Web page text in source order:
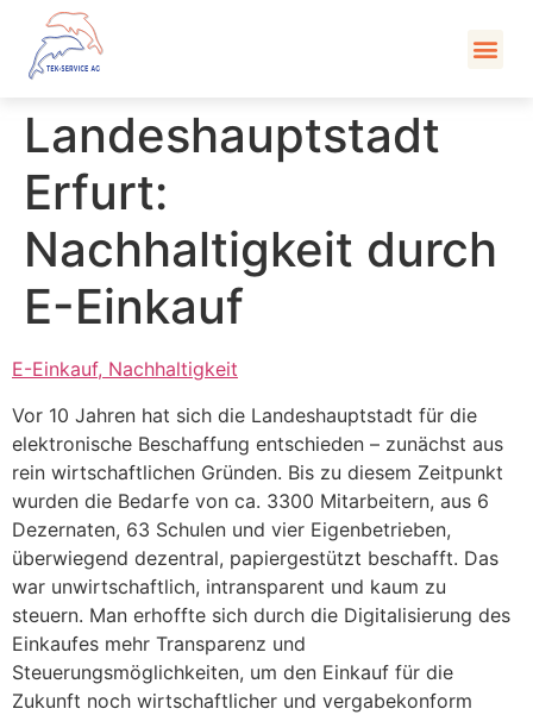
Landeshauptstadt
Erfurt:
Nachhaltigkeit durch
E-Einkauf
E-Einkauf, Nachhaltigkeit
Vor 10 Jahren hat sich die Landeshauptstadt für die
elektronische Beschaffung entschieden – zunächst aus
rein wirtschaftlichen Gründen. Bis zu diesem Zeitpunkt
wurden die Bedarfe von ca. 3300 Mitarbeitern, aus 6
Dezernaten, 63 Schulen und vier Eigenbetrieben,
überwiegend dezentral, papiergestützt beschafft. Das
war unwirtschaftlich, intransparent und kaum zu
steuern. Man erhoffte sich durch die Digitalisierung des
Einkaufes mehr Transparenz und
Steuerungsmöglichkeiten, um den Einkauf für die
Zukunft noch wirtschaftlicher und vergabekonform